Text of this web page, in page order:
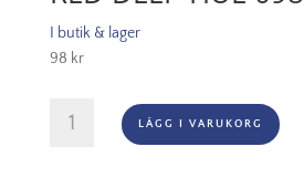
I butik & lager
98 kr
(vattenlöslig)
LÄGG I VARUKORG